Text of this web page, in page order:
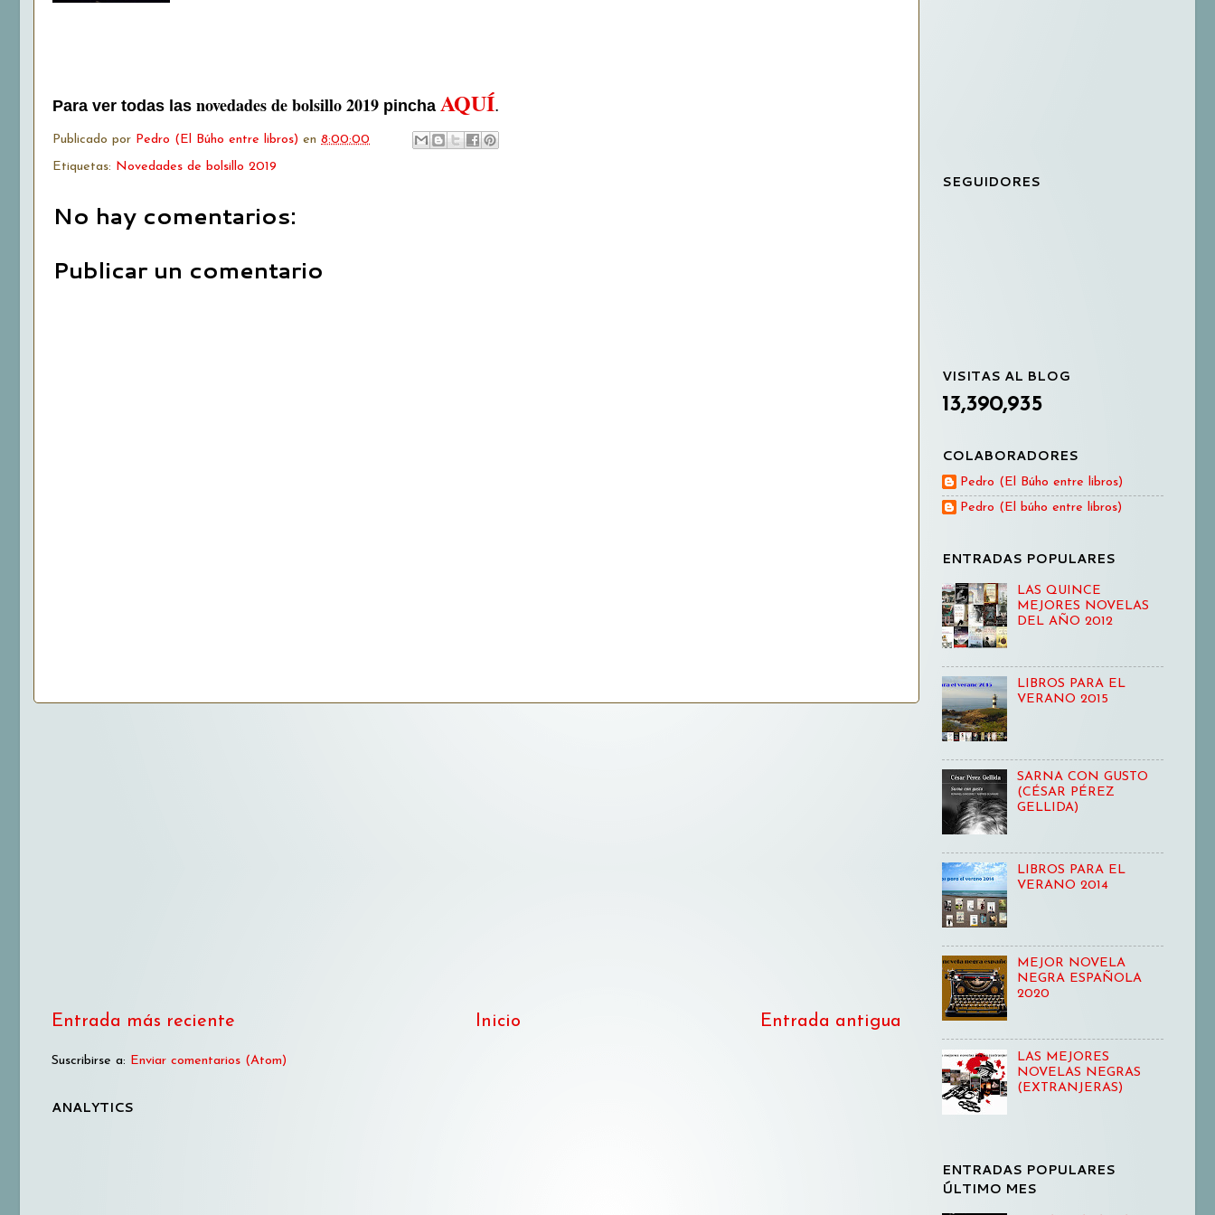
Para ver todas las novedades de bolsillo 2019 pincha AQUÍ.
Publicado por Pedro (El Búho entre libros) en 8:00:00
Etiquetas: Novedades de bolsillo 2019
No hay comentarios:
Publicar un comentario
Entrada más reciente Entrada antigua
Inicio
Suscribirse a: Enviar comentarios (Atom)
ANALYTICS
SEGUIDORES
VISITAS AL BLOG
13,390,935
COLABORADORES
Pedro (El Búho entre libros)
Pedro (El búho entre libros)
ENTRADAS POPULARES
LAS QUINCE
MEJORES NOVELAS
DEL AÑO 2012
LIBROS PARA EL
VERANO 2015
SARNA CON GUSTO
(CÉSAR PÉREZ
GELLIDA)
LIBROS PARA EL
VERANO 2014
MEJOR NOVELA
NEGRA ESPAÑOLA
2020
LAS MEJORES
NOVELAS NEGRAS
(EXTRANJERAS)
ENTRADAS POPULARES
ÚLTIMO MES